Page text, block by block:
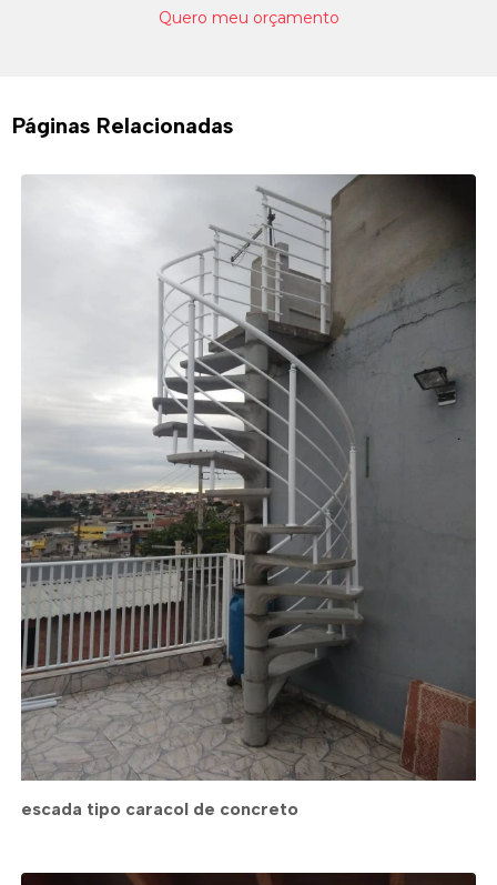
Quero meu orçamento
Páginas Relacionadas
escada tipo caracol de concreto